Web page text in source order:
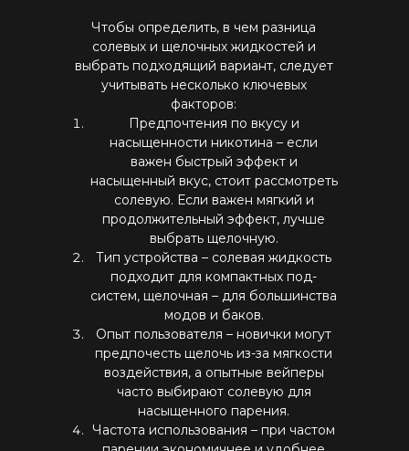
Чтобы определить, в чем разница
солевых и щелочных жидкостей и
выбрать подходящий вариант, следует
учитывать несколько ключевых
факторов:
Предпочтения по вкусу и
насыщенности никотина – если
важен быстрый эффект и
насыщенный вкус, стоит рассмотреть
солевую. Если важен мягкий и
продолжительный эффект, лучше
выбрать щелочную.
Тип устройства – солевая жидкость
подходит для компактных под-
систем, щелочная – для большинства
модов и баков.
Опыт пользователя – новички могут
предпочесть щелочь из-за мягкости
воздействия, а опытные вейперы
часто выбирают солевую для
насыщенного парения.
Частота использования – при частом